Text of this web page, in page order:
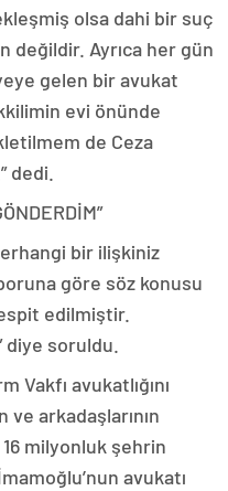
olsa dahi bir suç
değildir. Ayrıca her gün
gelen bir avukat
evi önünde
de Ceza
dedi.
bir ilişkiniz
göre söz konusu
edilmiştir.
soruldu.
Vakfı avukatlığını
ve arkadaşlarının
milyonluk şehrin
avukatı